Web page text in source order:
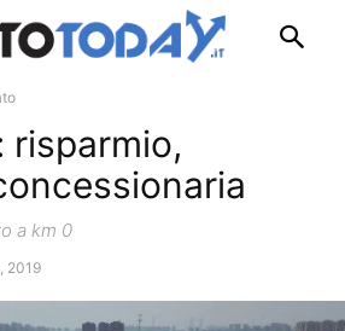
risparmio,
a km 0
2019